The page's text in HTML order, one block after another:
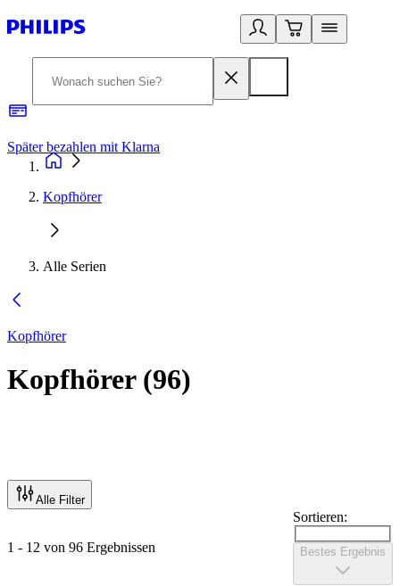
Später bezahlen mit Klarna
Kopfhörer
Alle Serien
Kopfhörer
Kopfhörer(96)
Alle Filter
1 - 12 von 96 Ergebnissen
Sortieren:
Bestes Ergebnis